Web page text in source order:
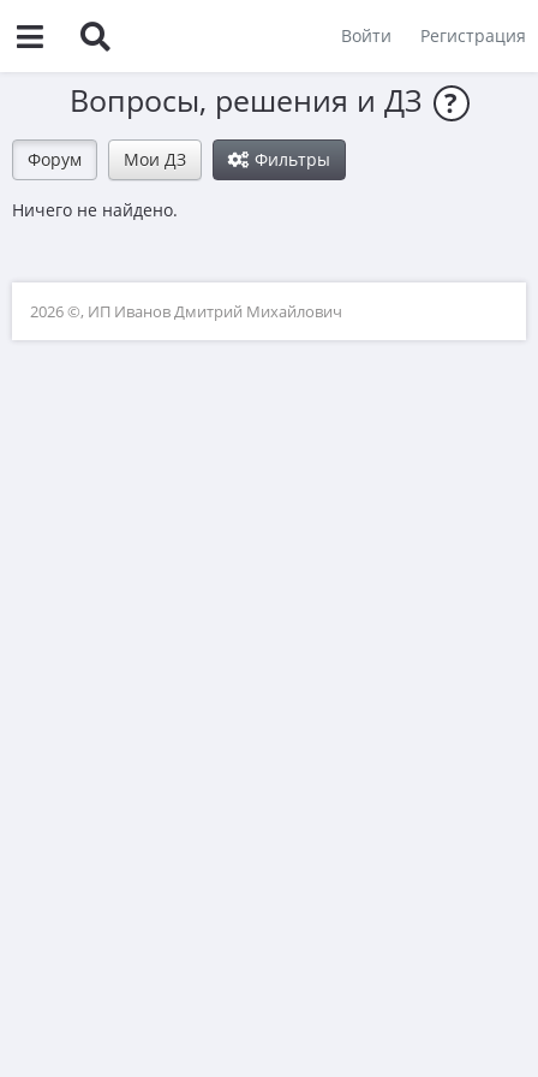
Войти Регистрация
Вопросы, решения и ДЗ ?
Форум Мои ДЗ Фильтры
Ничего не найдено.
2026 ©, ИП Иванов Дмитрий Михайлович